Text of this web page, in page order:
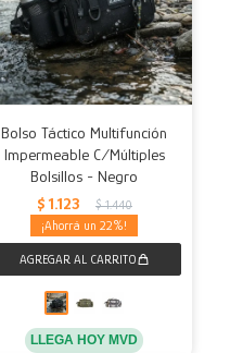
Bolso Táctico Multifunción
Impermeable C/Múltiples
Bolsillos - Negro
$ 1.123 $ 1.440
22
LLEGA HOY MVD